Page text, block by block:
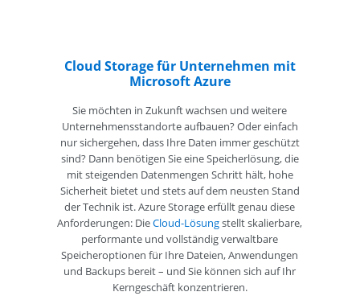
Cloud Storage für Unternehmen mit
Microsoft Azure
Sie möchten in Zukunft wachsen und weitere
Unternehmensstandorte aufbauen? Oder einfach
nur sichergehen, dass Ihre Daten immer geschützt
sind? Dann benötigen Sie eine Speicherlösung, die
mit steigenden Datenmengen Schritt hält, hohe
Sicherheit bietet und stets auf dem neusten Stand
der Technik ist. Azure Storage erfüllt genau diese
Anforderungen: DieCloud-Lösungstellt skalierbare,
performante und vollständig verwaltbare
Speicheroptionen für Ihre Dateien, Anwendungen
und Backups bereit – und Sie können sich auf Ihr
Kerngeschäft konzentrieren.